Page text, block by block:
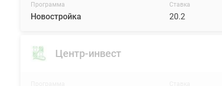
Программа
Новостройка
Ставка
20.2
Центр-инвест